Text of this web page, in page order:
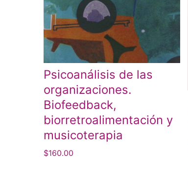
Psicoanálisis de las
organizaciones.
Biofeedback,
biorretroalimentación y
musicoterapia
$160.00